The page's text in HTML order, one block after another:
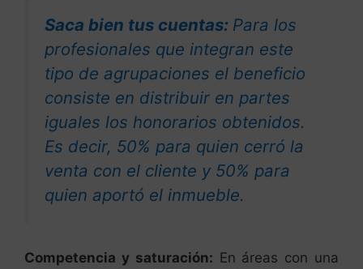
Saca bien tus cuentas: Para los
profesionales que integran este
tipo de agrupaciones el beneficio
consiste en distribuir en partes
iguales los honorarios obtenidos.
Es decir, 50% para quien cerró la
venta con el cliente y 50% para
quien aportó el inmueble.
Competencia y saturación: En áreas con una